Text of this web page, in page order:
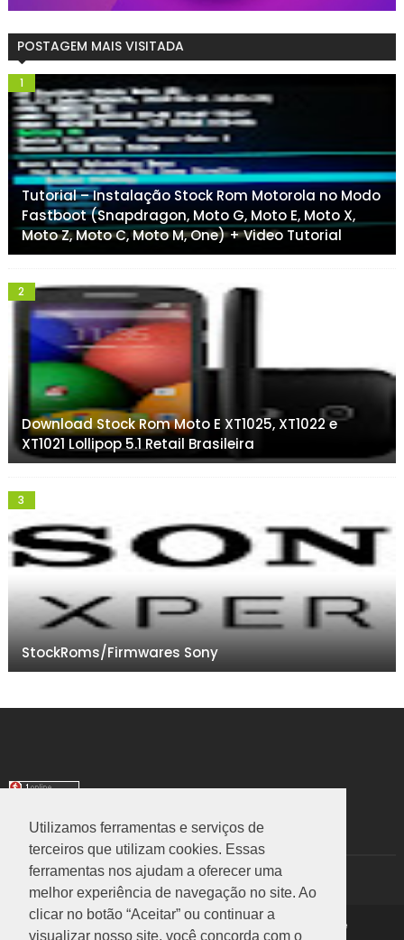
Utilizamos ferramentas e serviços de
terceiros que utilizam cookies. Essas
ferramentas nos ajudam a oferecer uma
melhor experiência de navegação no site. Ao
clicar no botão “Aceitar” ou continuar a
visualizar nosso site, você concorda com o
POSTAGEM MAIS VISITADA
Tutorial – Instalação Stock Rom Motorola no Modo
Fastboot (Snapdragon, Moto G, Moto E, Moto X,
Moto Z, Moto C, Moto M, One) + Video Tutorial
Download Stock Rom Moto E XT1025, XT1022 e
XT1021 Lollipop 5.1 Retail Brasileira
StockRoms/Firmwares Sony
TRANSLATE
Select Language▼
Rom Stock Política de Privacidade